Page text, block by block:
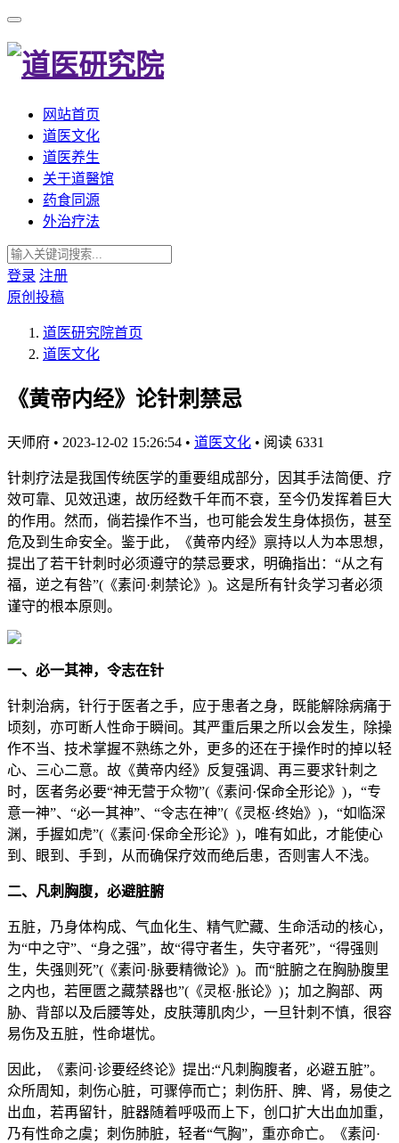
网站首页
道医文化
道医养生
关于道醫馆
药食同源
外治疗法
登录 注册
原创投稿
道医研究院首页
道医文化
《黄帝内经》论针刺禁忌
天师府 • 2023-12-02 15:26:54 • 道医文化 • 阅读 6331
针刺疗法是我国传统医学的重要组成部分，因其手法简便、疗
效可靠、见效迅速，故历经数千年而不衰，至今仍发挥着巨大
的作用。然而，倘若操作不当，也可能会发生身体损伤，甚至
危及到生命安全。鉴于此，《黄帝内经》禀持以人为本思想，
提出了若干针刺时必须遵守的禁忌要求，明确指出：“从之有
福，逆之有咎”(《素问·刺禁论》)。这是所有针灸学习者必须
谨守的根本原则。
一、必一其神，令志在针
针刺治病，针行于医者之手，应于患者之身，既能解除病痛于
顷刻，亦可断人性命于瞬间。其严重后果之所以会发生，除操
作不当、技术掌握不熟练之外，更多的还在于操作时的掉以轻
心、三心二意。故《黄帝内经》反复强调、再三要求针刺之
时，医者务必要“神无营于众物”(《素问·保命全形论》)，“专
意一神”、“必一其神”、“令志在神”(《灵枢·终始》)，“如临深
渊，手握如虎”(《素问·保命全形论》)，唯有如此，才能使心
到、眼到、手到，从而确保疗效而绝后患，否则害人不浅。
二、凡刺胸腹，必避脏腑
五脏，乃身体构成、气血化生、精气贮藏、生命活动的核心，
为“中之守”、“身之强”，故“得守者生，失守者死”，“得强则
生，失强则死”(《素问·脉要精微论》)。而“脏腑之在胸胁腹里
之内也，若匣匮之藏禁器也”(《灵枢·胀论》)；加之胸部、两
胁、背部以及后腰等处，皮肤薄肌肉少，一旦针刺不慎，很容
易伤及五脏，性命堪忧。
因此，《素问·诊要经终论》提出:“凡刺胸腹者，必避五脏”。
众所周知，刺伤心脏，可骤停而亡；刺伤肝、脾、肾，易使之
出血，若再留针，脏器随着呼吸而上下，创口扩大出血加重，
乃有性命之虞；刺伤肺脏，轻者“气胸”，重亦命亡。《素问·